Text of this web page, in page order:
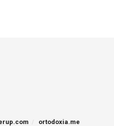
ortodoxia.me